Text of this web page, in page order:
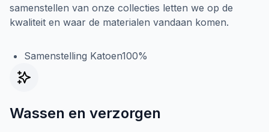
samenstellen van onze collecties letten we op de
kwaliteit en waar de materialen vandaan komen.
Samenstelling Katoen100%
Wassen en verzorgen